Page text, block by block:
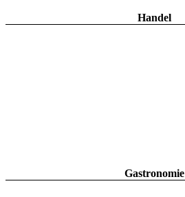
Handel
Gastronomie